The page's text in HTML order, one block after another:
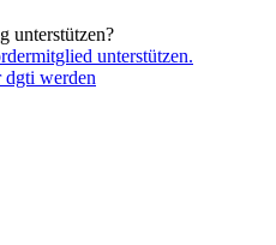
unterstützen?
unterstützen.
werden